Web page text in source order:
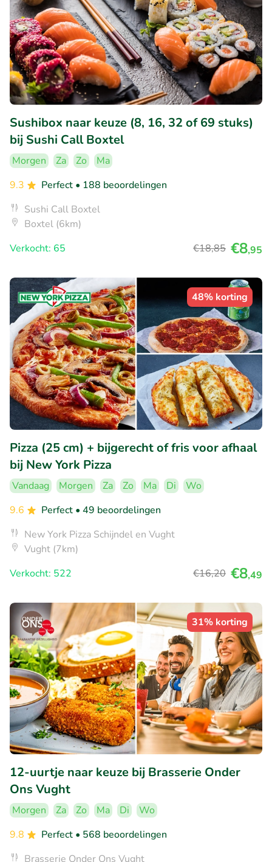
Sushibox naar keuze (8, 16, 32 of 69 stuks)
bij Sushi Call Boxtel
Morgen Za Zo
Ma
9.3
Perfect • 188 beoordelingen
Sushi Call Boxtel
Boxtel (6km)
Verkocht: 65
€18,85 €8,95
48% korting
Pizza (25 cm) + bijgerecht of fris voor afhaal
bij New York Pizza
Vandaag Morgen Za Zo Ma Di
Wo
9.6
Perfect • 49 beoordelingen
New York Pizza Schijndel en Vught
Vught (7km)
Verkocht: 522
€16,20 €8,49
31% korting
12-uurtje naar keuze bij Brasserie Onder
Ons Vught
Morgen Za Zo Ma Di
Wo
9.8
Perfect • 568 beoordelingen
Brasserie Onder Ons Vught